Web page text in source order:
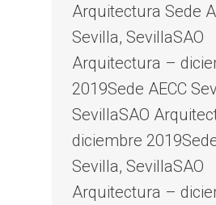
Arquitectura Sede
Sevilla, SevillaSAO
Arquitectura –
2019Sede AECC
SevillaSAO
diciembre
Sevilla, SevillaSAO
Arquitectura –